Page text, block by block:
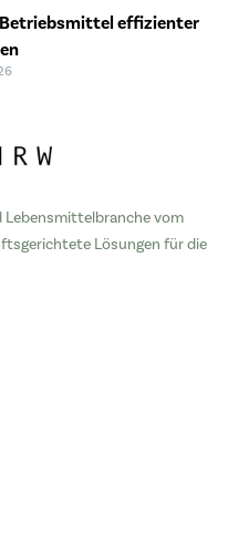
effizienter
Lebensmittelbranche vom
Lösungen für die